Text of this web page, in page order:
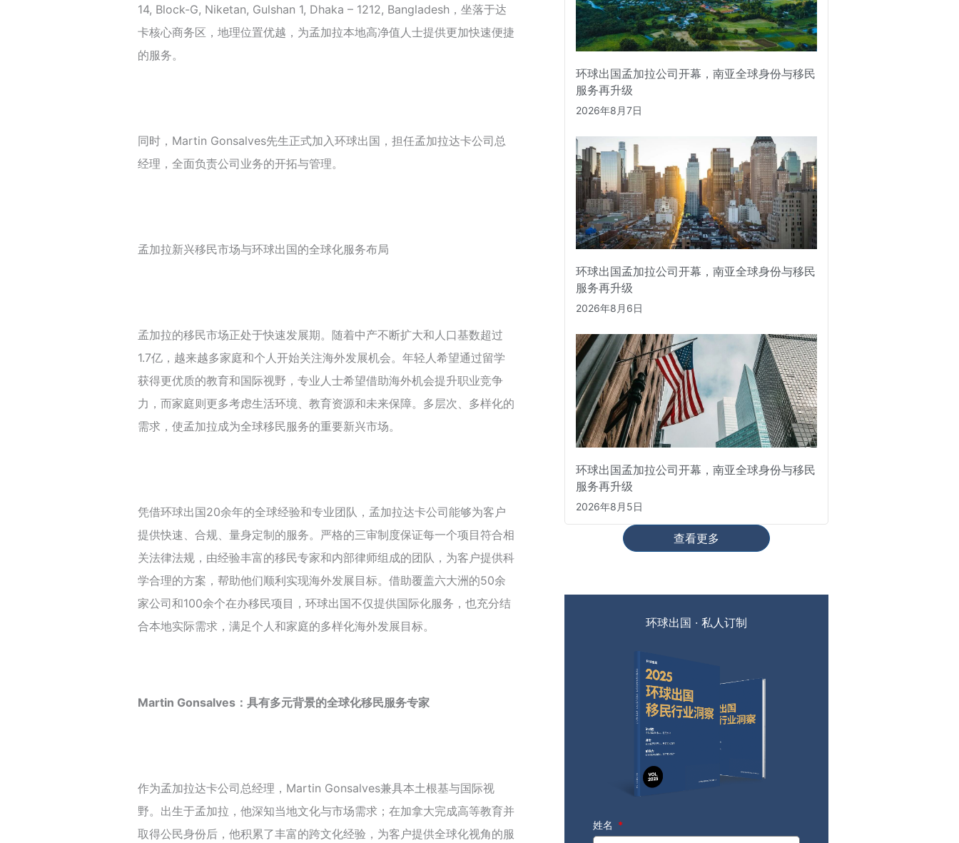
14, Block-G, Niketan, Gulshan 1, Dhaka – 1212, Bangladesh，坐落于达
卡核心商务区，地理位置优越，为孟加拉本地高净值人士提供更加快速便捷
的服务。
同时，Martin Gonsalves先生正式加入环球出国，担任孟加拉达卡公司总
经理，全面负责公司业务的开拓与管理。
孟加拉新兴移民市场与环球出国的全球化服务布局
孟加拉的移民市场正处于快速发展期。随着中产不断扩大和人口基数超过
1.7亿，越来越多家庭和个人开始关注海外发展机会。年轻人希望通过留学
获得更优质的教育和国际视野，专业人士希望借助海外机会提升职业竞争
力，而家庭则更多考虑生活环境、教育资源和未来保障。多层次、多样化的
需求，使孟加拉成为全球移民服务的重要新兴市场。
凭借环球出国20余年的全球经验和专业团队，孟加拉达卡公司能够为客户
提供快速、合规、量身定制的服务。严格的三审制度保证每一个项目符合相
关法律法规，由经验丰富的移民专家和内部律师组成的团队，为客户提供科
学合理的方案，帮助他们顺利实现海外发展目标。借助覆盖六大洲的50余
家公司和100余个在办移民项目，环球出国不仅提供国际化服务，也充分结
合本地实际需求，满足个人和家庭的多样化海外发展目标。
Martin Gonsalves：具有多元背景的全球化移民服务专家
作为孟加拉达卡公司总经理，Martin Gonsalves兼具本土根基与国际视
野。出生于孟加拉，他深知当地文化与市场需求；在加拿大完成高等教育并
取得公民身份后，他积累了丰富的跨文化经验，为客户提供全球化视角的服
环球出国孟加拉公司开幕，南亚全球身份与移民
服务再升级
2026年8月7日
环球出国孟加拉公司开幕，南亚全球身份与移民
服务再升级
2026年8月6日
环球出国孟加拉公司开幕，南亚全球身份与移民
服务再升级
2026年8月5日
查看更多
环球出国 · 私人订制
姓名